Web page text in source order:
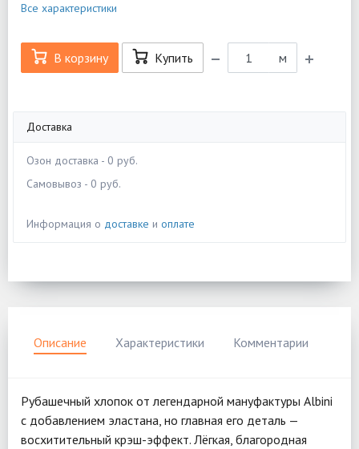
Все характеристики
В корзину Купить м
Доставка
Озон доставка - 0 руб.
Самовывоз - 0 руб.
Информация о доставке и оплате
Описание Характеристики Комментарии
Рубашечный хлопок от легендарной мануфактуры Albini
с добавлением эластана, но главная его деталь —
восхитительный крэш-эффект. Лёгкая, благородная